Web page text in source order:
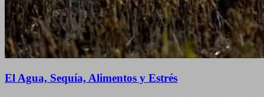
El Agua, Sequía, Alimentos y Estrés